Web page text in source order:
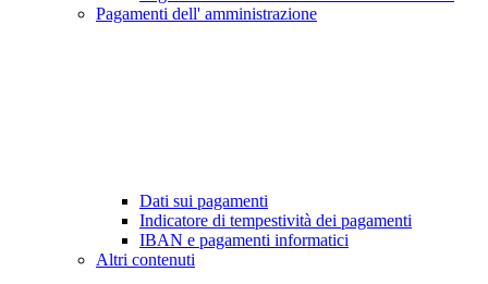
Pagamenti dell' amministrazione
Dati sui pagamenti
Indicatore di tempestività dei pagamenti
IBAN e pagamenti informatici
Altri contenuti